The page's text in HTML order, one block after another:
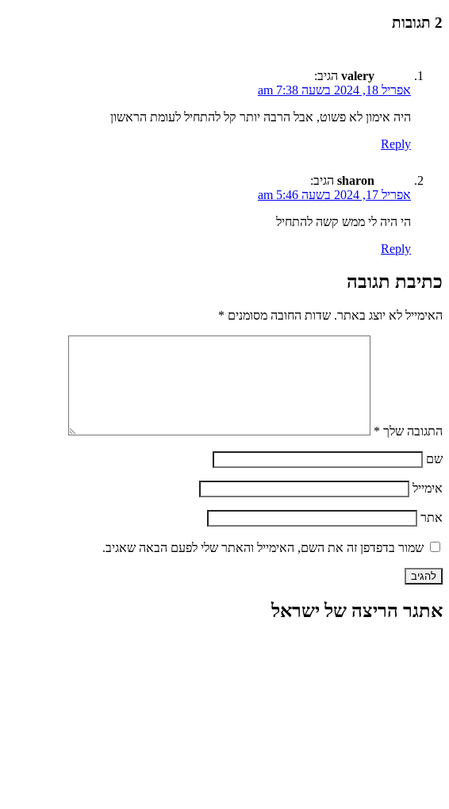
2 תגובות
valery הגיב:
אפריל 18, 2024 בשעה 7:38 am
היה אימון לא פשוט, אבל הרבה יותר קל להתחיל לעומת הראשון
Reply
sharon הגיב:
אפריל 17, 2024 בשעה 5:46 am
הי היה לי ממש קשה להתחיל
Reply
כתיבת תגובה
האימייל לא יוצג באתר. שדות החובה מסומנים *
התגובה שלך *
שם
אימייל
אתר
שמור בדפדפן זה את השם, האימייל והאתר שלי לפעם הבאה שאגיב.
אתגר הריצה של ישראל